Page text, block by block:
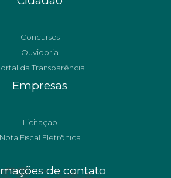
Concursos
Ouvidoria
da Transparência
Empresas
Licitação
Nota Fiscal Eletrônica
de contato